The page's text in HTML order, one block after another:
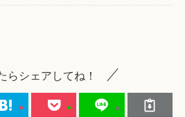
らシェアしてね！